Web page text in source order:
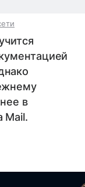
в
Mail.